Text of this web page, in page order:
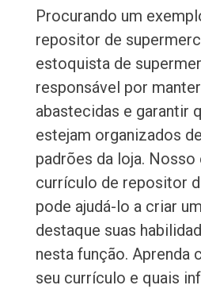
Procurando um
repositor de
estoquista de
responsável por
abastecidas e garantir
estejam organizados
padrões da loja.
currículo de repositor
pode ajudá-lo a criar
destaque suas
nesta função. Aprenda
seu currículo e quais